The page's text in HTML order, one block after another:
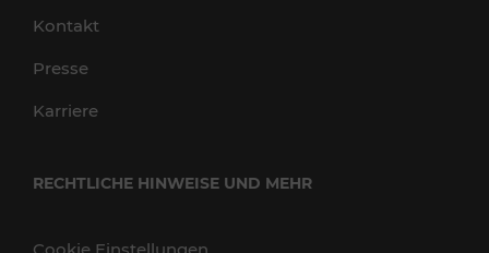
Kontakt
Presse
Karriere
RECHTLICHE HINWEISE UND MEHR